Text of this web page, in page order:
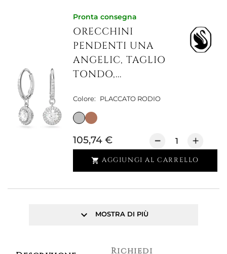
Pronta consegna
ORECCHINI
PENDENTI UNA
ANGELIC, TAGLIO
TONDO,...
Colore: PLACCATO RODIO
105,74 €
 AGGIUNGI AL CARRELLO
keyboard_arrow_down MOSTRA DI PIÙ
Richiedi